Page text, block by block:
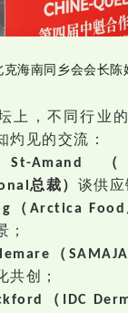
克海南同乡会会长陈
上，不同行业
灼见的交流：
Amand
总裁） 谈供应
（ Arctica Food
；
（
共创；
（ IDC